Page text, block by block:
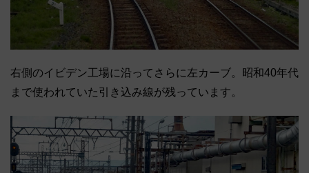
右側のイビデン工場に沿ってさらに左カーブ。昭和40年代
まで使われていた引き込み線が残っています。